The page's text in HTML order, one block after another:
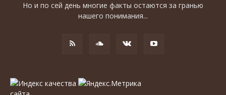
Но и по сей день многие факты остаются за гранью
нашего понимания...